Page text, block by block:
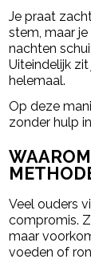
Je praat
stem, maar
nachten
Uiteindelijk
helemaal.
Op deze
zonder hulp
Veel ouders
compromis.
maar
voeden of